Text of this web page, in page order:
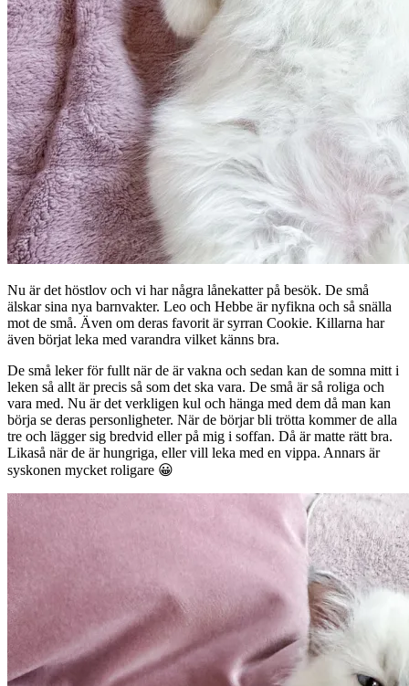
Nu är det höstlov och vi har några lånekatter på besök. De små
älskar sina nya barnvakter. Leo och Hebbe är nyfikna och så snälla
mot de små. Även om deras favorit är syrran Cookie. Killarna har
även börjat leka med varandra vilket känns bra.
De små leker för fullt när de är vakna och sedan kan de somna mitt i
leken så allt är precis så som det ska vara. De små är så roliga och
vara med. Nu är det verkligen kul och hänga med dem då man kan
börja se deras personligheter. När de börjar bli trötta kommer de alla
tre och lägger sig bredvid eller på mig i soffan. Då är matte rätt bra.
Likaså när de är hungriga, eller vill leka med en vippa. Annars är
syskonen mycket roligare 😀